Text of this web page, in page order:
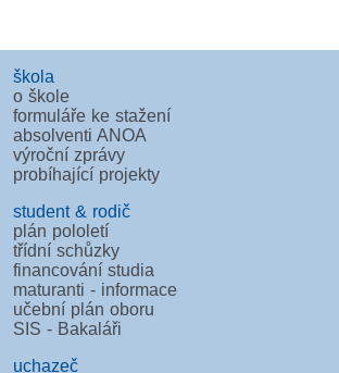
škola
o škole
formuláře ke stažení
absolventi ANOA
výroční zprávy
probíhající projekty
student & rodič
plán pololetí
třídní schůzky
financování studia
maturanti - informace
učební plán oboru
SIS - Bakaláři
uchazeč